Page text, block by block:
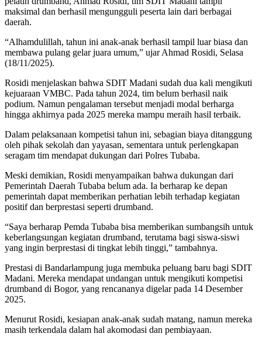
maksimal dan berhasil mengungguli peserta lain dari berbagai
daerah.
“Alhamdulillah, tahun ini anak-anak berhasil tampil luar biasa dan
membawa pulang gelar juara umum,” ujar Ahmad Rosidi, Selasa
(18/11/2025).
Rosidi menjelaskan bahwa SDIT Madani sudah dua kali mengikuti
kejuaraan VMBC. Pada tahun 2024, tim belum berhasil naik
podium. Namun pengalaman tersebut menjadi modal berharga
hingga akhirnya pada 2025 mereka mampu meraih hasil terbaik.
Dalam pelaksanaan kompetisi tahun ini, sebagian biaya ditanggung
oleh pihak sekolah dan yayasan, sementara untuk perlengkapan
seragam tim mendapat dukungan dari Polres Tubaba.
Meski demikian, Rosidi menyampaikan bahwa dukungan dari
Pemerintah Daerah Tubaba belum ada. Ia berharap ke depan
pemerintah dapat memberikan perhatian lebih terhadap kegiatan
positif dan berprestasi seperti drumband.
“Saya berharap Pemda Tubaba bisa memberikan sumbangsih untuk
keberlangsungan kegiatan drumband, terutama bagi siswa-siswi
yang ingin berprestasi di tingkat lebih tinggi,” tambahnya.
Prestasi di Bandarlampung juga membuka peluang baru bagi SDIT
Madani. Mereka mendapat undangan untuk mengikuti kompetisi
drumband di Bogor, yang rencananya digelar pada 14 Desember
2025.
Menurut Rosidi, kesiapan anak-anak sudah matang, namun mereka
masih terkendala dalam hal akomodasi dan pembiayaan.